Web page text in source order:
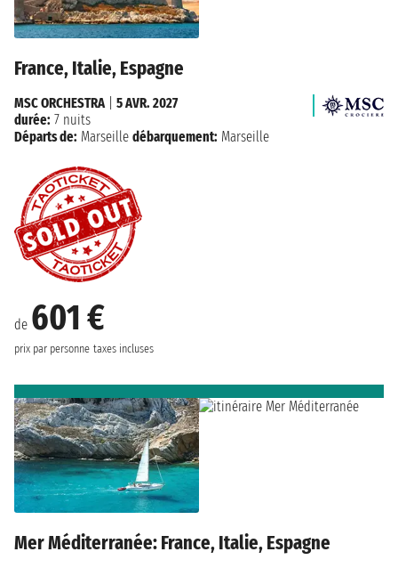
France, Italie, Espagne
de 601 €
prix par personne taxes incluses
MSC ORCHESTRA| 5 AVR. 2027
durée: 7 nuits
Départs de: Marseille débarquement: Marseille
Mer Méditerranée: France, Italie, Espagne